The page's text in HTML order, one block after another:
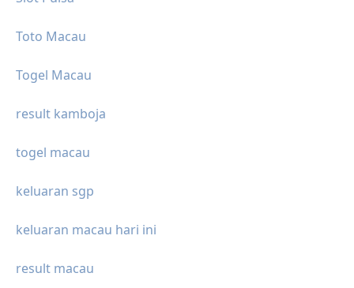
Toto Macau
Togel Macau
result kamboja
togel macau
keluaran sgp
keluaran macau hari ini
result macau